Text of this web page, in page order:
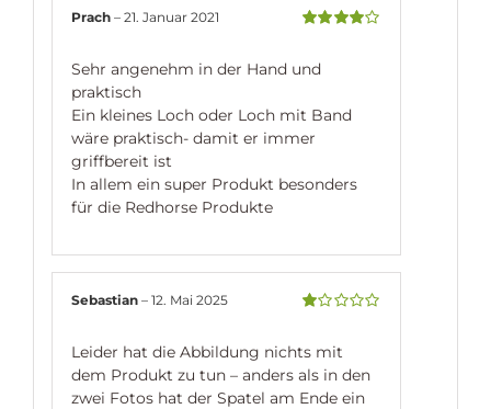
Prach– 21. Januar 2021
Sehr angenehm in der Hand und
praktisch
Ein kleines Loch oder Loch mit Band
wäre praktisch- damit er immer
griffbereit ist
In allem ein super Produkt besonders
für die Redhorse Produkte
1
von
5
Sebastian– 12. Mai 2025
Leider hat die Abbildung nichts mit
dem Produkt zu tun – anders als in den
zwei Fotos hat der Spatel am Ende ein